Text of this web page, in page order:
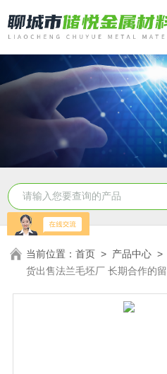
当前位置：首页 > 产品中心
货出售法兰毛坯厂 长期合作的